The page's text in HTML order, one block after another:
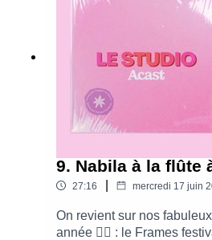
9. Nabila à la flûte
27:16 mercredi 17 juin
On revient sur nos
année ❤️‍🔥 : le Frames